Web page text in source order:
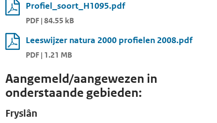
Profiel_soort_H1095.pdf
PDF | 84.55 kB
Leeswijzer natura 2000 profielen 2008.pdf
PDF | 1.21 MB
Aangemeld/aangewezen in
onderstaande gebieden:
Fryslân